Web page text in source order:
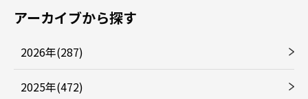
アーカイブから探す
2026年(287)
2025年(472)